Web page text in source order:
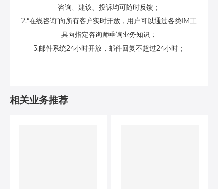
咨询、建议、投诉均可随时反馈；
2.“在线咨询”向所有客户实时开放，用户可以通过各类IM工
具向指定咨询师垂询业务知识；
3.邮件系统24小时开放，邮件回复不超过24小时；
相关业务推荐